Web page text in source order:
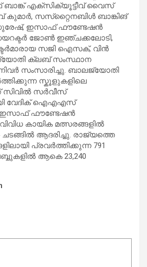
ബാങ്ക് എക്സിക്യൂട്ടീവ് വൈസ്
കുമാർ, സസ്‌റ്റൈനബിൾ ബാങ്കിങ്
ഇസാഫ് ഫൗണ്ടേഷൻ
ജോൺ ഇഞ്ചക്കലോടി,
സജി ഐസക്, വിൻ
ക്ലബ് സംസ്ഥാന
സംസാരിച്ചു. ബാലജ്യോതി
സ്കൂളുകളിലെ
സിവിൽ സർവീസ്
വേദിക് ഐഎഎസ്
ഇസാഫ് ഫൗണ്ടേഷൻ
കായിക മത്സരങ്ങളിൽ
ആദരിച്ചു. രാജ്യത്തെ
പ്രവർത്തിക്കുന്ന 791
ആകെ 23,240